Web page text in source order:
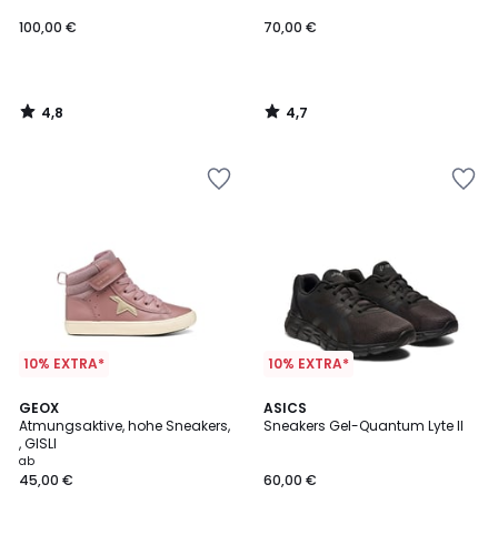
100,00 €
4,8
/
70,00 €
4,7
/
10% EXTRA*
GEOX
Atmungsaktive, hohe Sneakers,
, GISLI
ab
45,00 €
10% EXTRA*
ASICS
Sneakers Gel-Quantum Lyte II
60,00 €
4,5
/ 5